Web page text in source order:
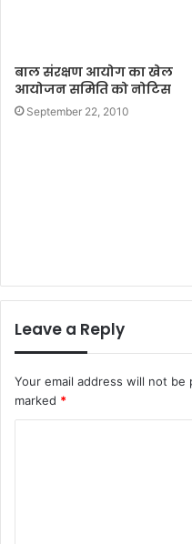
बाल संरक्षण आयोग का खेल
आयोजन समिति को नोटिस
September 22, 2010
Leave a Reply
Your email address will not be
marked *